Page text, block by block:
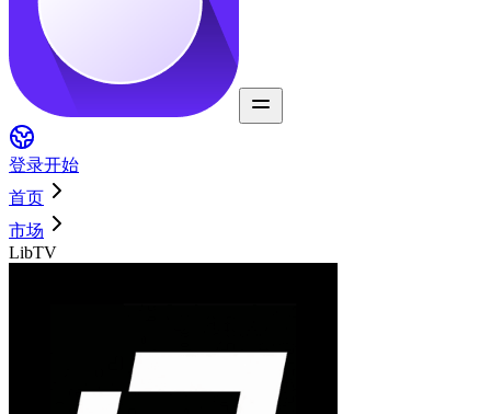
登录开始
首页
市场
LibTV